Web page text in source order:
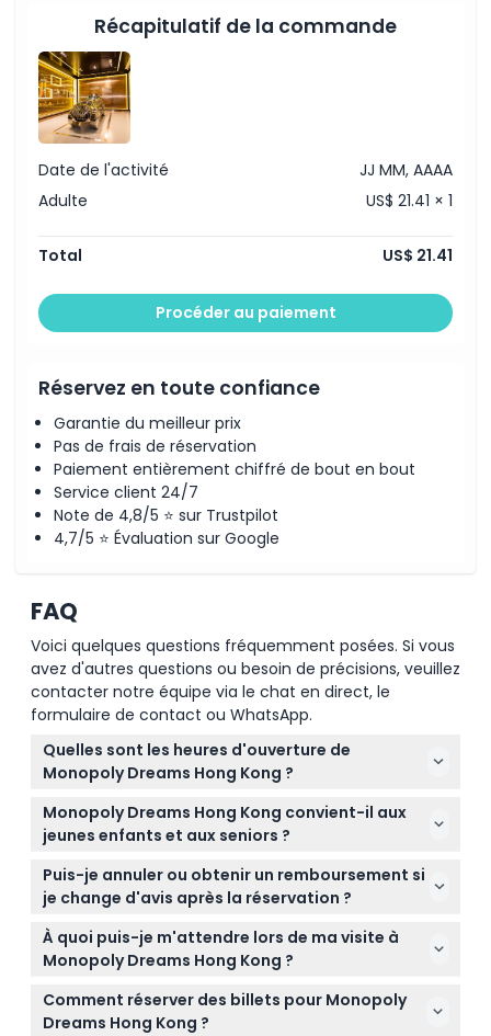
Heures d'ouverture
À savoir
Emplacement
Comment s'y rendre
Comment échanger
Récapitulatif de la commande
Date de l'activité
JJ MM, AAAA
Adulte
US$ 21.41 × 1
Total US$ 21.41
Procéder au paiement
Réservez en toute confiance
Garantie du meilleur prix
Pas de frais de réservation
Paiement entièrement chiffré de bout en bout
Service client 24/7
Note de 4,8/5 ⭐ sur Trustpilot
4,7/5 ⭐ Évaluation sur Google
FAQ
Voici quelques questions fréquemment posées. Si vous
avez d'autres questions ou besoin de précisions, veuillez
contacter notre équipe via le chat en direct, le
formulaire de contact ou WhatsApp.
Quelles sont les heures d'ouverture de
Monopoly Dreams Hong Kong ?
Monopoly Dreams Hong Kong est ouvert tous les
jours de 10h00 à 20h00, la dernière entrée étant
veuillez confirmer au moment de la réservation).
Monopoly Dreams Hong Kong convient-il aux
jeunes enfants et aux seniors ?
Oui, les enfants de moins de 3 ans entrent
gratuitement, il existe des billets enfant pour les 3 à
11 ans, et les seniors bénéficient du tarif enfant.
Puis-je annuler ou obtenir un remboursement si
je change d'avis après la réservation ?
Les billets pour Monopoly Dreams Hong Kong ne
sont ni remboursables ni annulables, assurez-vous
donc de la date et de l'heure avant de réserver.
À quoi puis-je m'attendre lors de ma visite à
Monopoly Dreams Hong Kong ?
Vous profiterez de zones immersives sur le thème
de Monopoly avec des projections holographiques,
Comment réserver des billets pour Monopoly
Dreams Hong Kong ?